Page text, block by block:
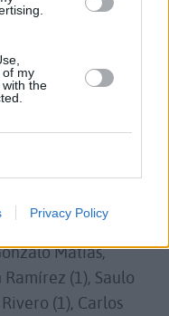
of my
the
Privacy Policy
6 de
en Titerroy ante
Gómez, Marvin
Nico Trujillo (1),
Carlos Mederos
Matías,
(1), Saulo
(1), Carlos